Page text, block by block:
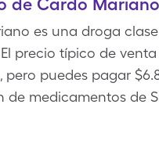
es una droga
precio típico de
pero puedes pagar
medicamentos de